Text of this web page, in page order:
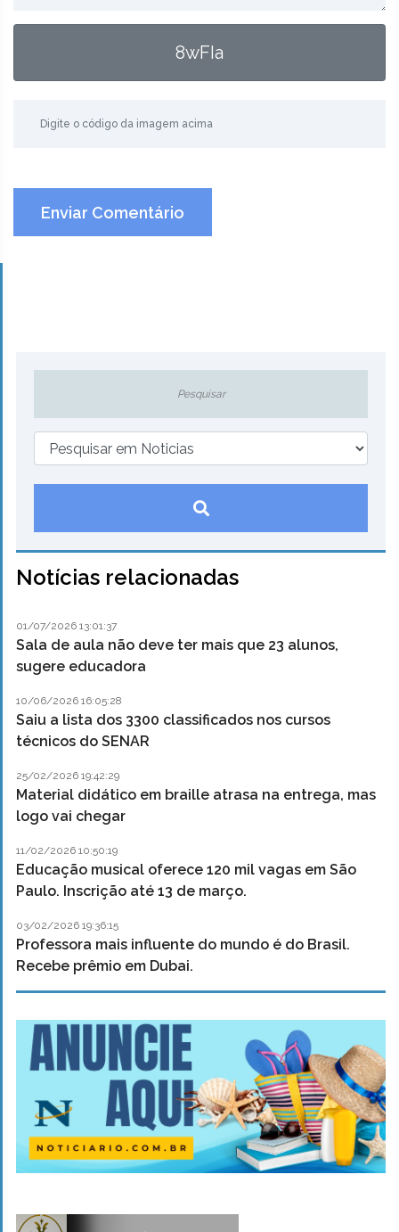
8wFIa
Enviar Comentário
Notícias relacionadas
01/07/2026 13:01:37
Sala de aula não deve ter mais que 23 alunos,
sugere educadora
10/06/2026 16:05:28
Saiu a lista dos 3300 classificados nos cursos
técnicos do SENAR
25/02/2026 19:42:29
Material didático em braille atrasa na entrega, mas
logo vai chegar
11/02/2026 10:50:19
Educação musical oferece 120 mil vagas em São
Paulo. Inscrição até 13 de março.
03/02/2026 19:36:15
Professora mais influente do mundo é do Brasil.
Recebe prêmio em Dubai.